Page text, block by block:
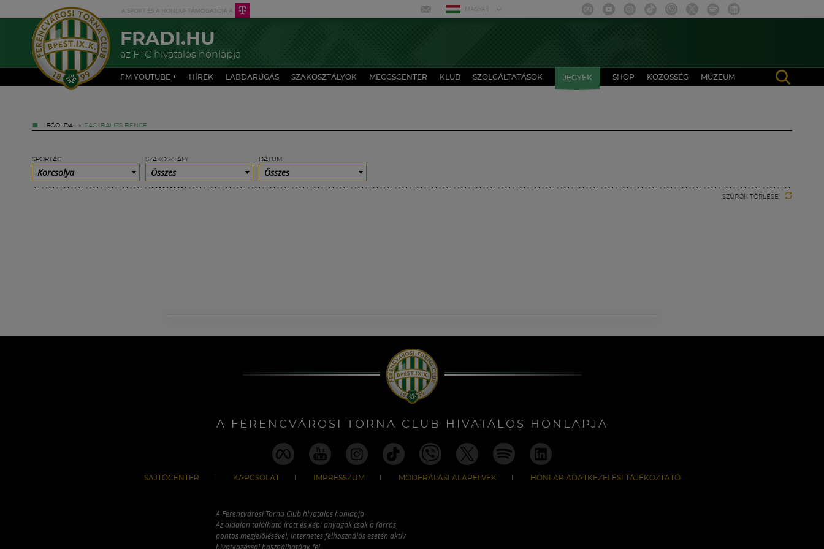
MAGYAR
FRADI.HU
az FTC hivatalos honlapja
FM YOUTUBE + HÍREK LABDARÚGÁS SZAKOSZTÁLYOK MECCSCENTER KLUB SZOLGÁLTATÁSOK JEGYEK SHOP KÖZÖSSÉG MÚZEUM
FŐOLDAL » TAG: BÁLIZS BENCE
SPORTÁG
Korcsolya
SZAKOSZTÁLY
Összes
DÁTUM
Összes
SZŰRŐK TÖRLÉSE
A FERENCVÁROSI TORNA CLUB HIVATALOS HONLAPJA
SAJTÓCENTER KAPCSOLAT IMPRESSZUM MODERÁLÁSI ALAPELVEK HONLAP ADATKEZELÉSI TÁJÉKOZTATÓ
A Ferencvárosi Torna Club hivatalos honlapja
Az oldalon található írott és képi anyagok csak a forrás
pontos megjelölésével, internetes felhasználás esetén aktív
hivatkozással használhatóak fel.